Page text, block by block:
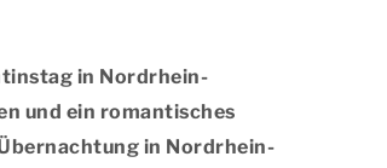
in Nordrhein-
und ein romantisches
in Nordrhein-